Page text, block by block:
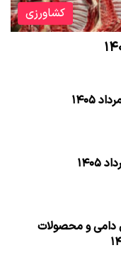
کشاورزی
دامی و محصولات